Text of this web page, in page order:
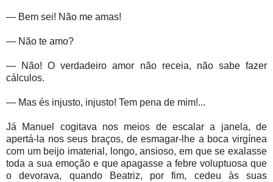
— Bem sei! Não me amas!
— Não te amo?
— Não! O verdadeiro amor não receia, não sabe fazer
cálculos.
— Mas és injusto, injusto! Tem pena de mim!...
Já Manuel cogitava nos meios de escalar a janela, de
apertá-la nos seus braços, de esmagar-lhe a boca virgínea
com um beijo imaterial, longo, ansioso, em que se exalasse
toda a sua emoção e que apagasse a febre voluptuosa que
o devorava, quando Beatriz, por fim, cedeu às suas